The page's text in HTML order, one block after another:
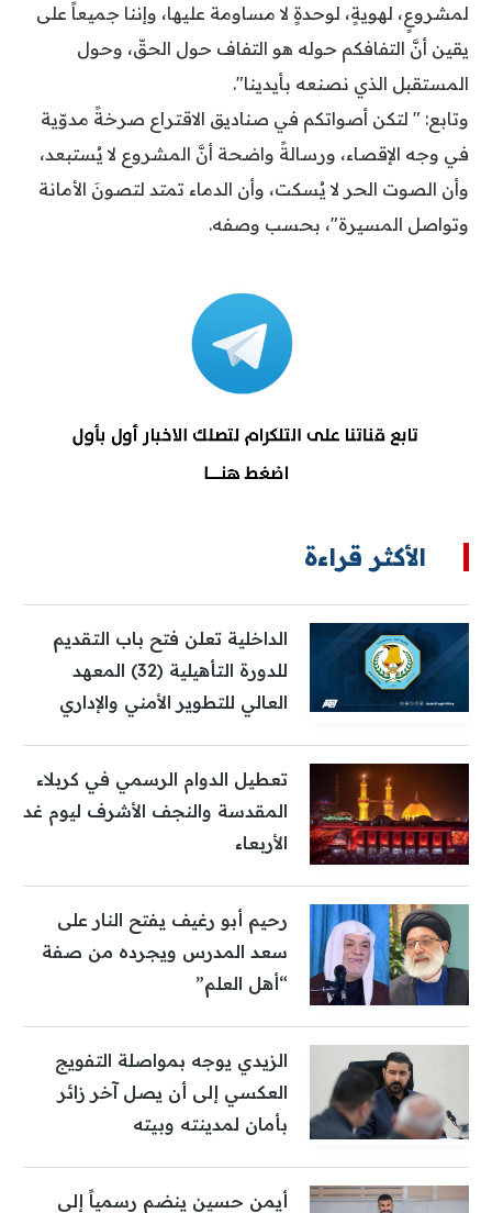
لمشروعٍ، لهويةٍ، لوحدةٍ لا مساومة عليها، وإننا جميعاً على
يقين أنَّ التفافكم حوله هو التفاف حول الحقّ، وحول
المستقبل الذي نصنعه بأيدينا".
وتابع: " لتكن أصواتكم في صناديق الاقتراع صرخةً مدوّية
في وجه الإقصاء، ورسالةً واضحة أنَّ المشروع لا يُستبعد،
وأن الصوت الحر لا يُسكت، وأن الدماء تمتد لتصونَ الأمانة
وتواصل المسيرة"، بحسب وصفه.
الأكثر قراءة
الداخلية تعلن فتح باب التقديم
للدورة التأهيلية (32) المعهد
العالي للتطوير الأمني والإداري
تعطيل الدوام الرسمي في كربلاء
المقدسة والنجف الأشرف ليوم غد
الأربعاء
رحيم أبو رغيف يفتح النار على
سعد المدرس ويجرده من صفة
“أهل العلم”
الزيدي يوجه بمواصلة التفويج
العكسي إلى أن يصل آخر زائر
بأمان لمدينته وبيته
أيمن حسين ينضم رسمياً إلى